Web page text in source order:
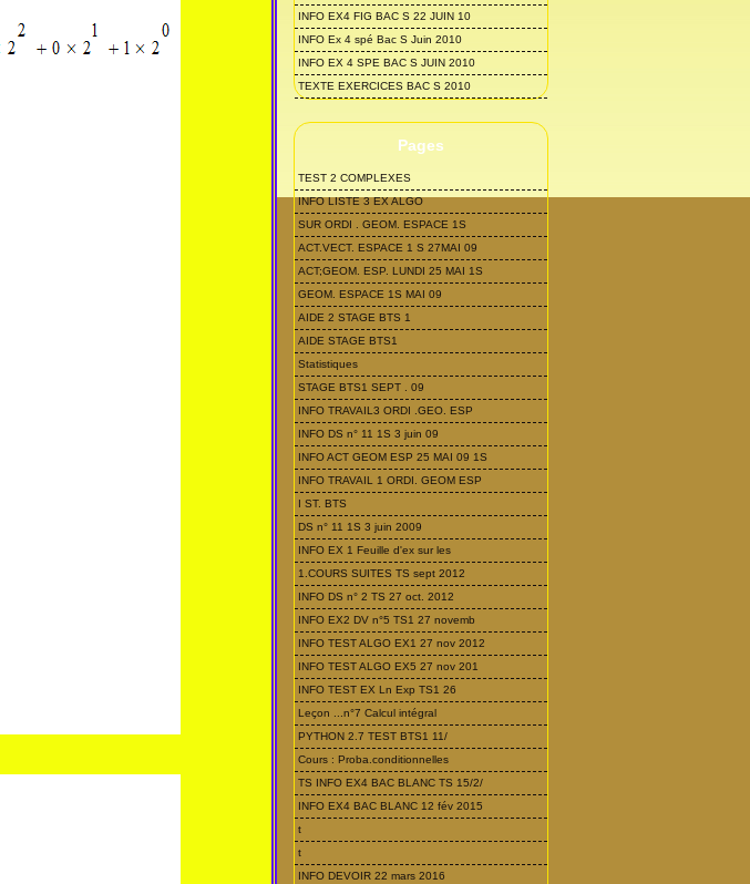
INFO EX4 FIG BAC S 22 JUIN 10
INFO Ex 4 spé Bac S Juin 2010
INFO EX 4 SPE BAC S JUIN 2010
TEXTE EXERCICES BAC S 2010
Pages
TEST 2 COMPLEXES
INFO LISTE 3 EX ALGO
SUR ORDI . GEOM. ESPACE 1S
ACT.VECT. ESPACE 1 S 27MAI 09
ACT;GEOM. ESP. LUNDI 25 MAI 1S
GEOM. ESPACE 1S MAI 09
AIDE 2 STAGE BTS 1
AIDE STAGE BTS1
Statistiques
STAGE BTS1 SEPT . 09
INFO TRAVAIL3 ORDI .GEO. ESP
INFO DS n° 11 1S 3 juin 09
INFO ACT GEOM ESP 25 MAI 09 1S
INFO TRAVAIL 1 ORDI. GEOM ESP
I ST. BTS
DS n° 11 1S 3 juin 2009
INFO EX 1 Feuille d'ex sur les
1.COURS SUITES TS sept 2012
INFO DS n° 2 TS 27 oct. 2012
INFO EX2 DV n°5 TS1 27 novemb
INFO TEST ALGO EX1 27 nov 2012
INFO TEST ALGO EX5 27 nov 201
INFO TEST EX Ln Exp TS1 26
Leçon ...n°7 Calcul intégral
PYTHON 2.7 TEST BTS1 11/
Cours : Proba.conditionnelles
TS INFO EX4 BAC BLANC TS 15/2/
INFO EX4 BAC BLANC 12 fév 2015
t
t
INFO DEVOIR 22 mars 2016